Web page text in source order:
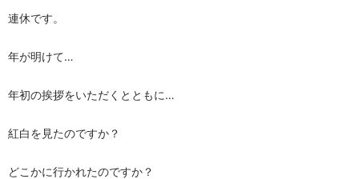
連休です。
年が明けて…
年初の挨拶をいただくとともに…
紅白を見たのですか？
どこかに行かれたのですか？